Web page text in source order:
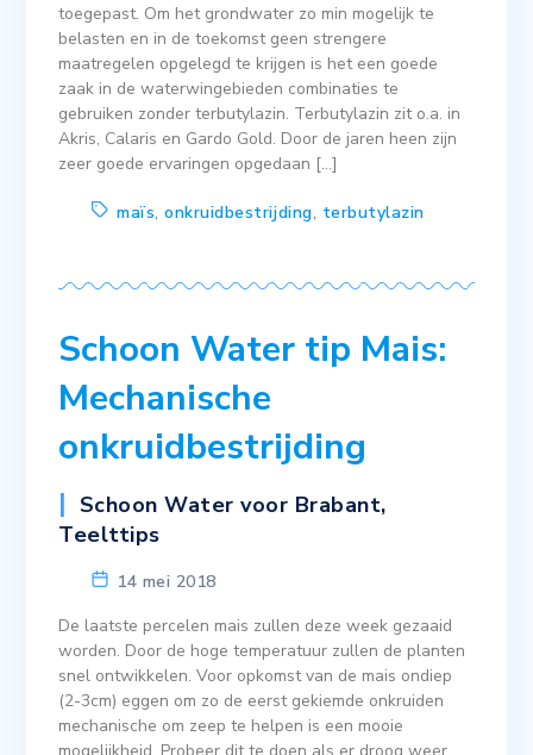
toegepast. Om het grondwater zo min mogelijk te
belasten en in de toekomst geen strengere
maatregelen opgelegd te krijgen is het een goede
zaak in de waterwingebieden combinaties te
gebruiken zonder terbutylazin. Terbutylazin zit o.a. in
Akris, Calaris en Gardo Gold. Door de jaren heen zijn
zeer goede ervaringen opgedaan […]
maïs,onkruidbestrijding, terbutylazin
Schoon Water tip Mais:
Mechanische
onkruidbestrijding
Schoon Water voor Brabant,
Teelttips
14 mei 2018
De laatste percelen mais zullen deze week gezaaid
worden. Door de hoge temperatuur zullen de planten
snel ontwikkelen. Voor opkomst van de mais ondiep
(2-3cm) eggen om zo de eerst gekiemde onkruiden
mechanische om zeep te helpen is een mooie